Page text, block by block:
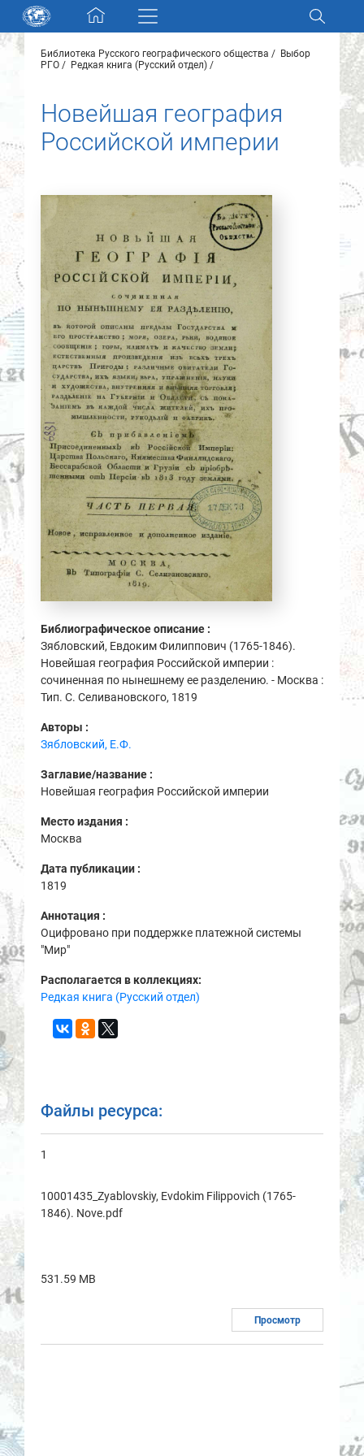
Skip navigation
Разделы и коллекции
Электронный каталог
Новости
О нас
Контакты
Партнеры
Найти
Библиотека Русского географического общества
Выбор
РГО
Редкая книга (Русский отдел)
Новейшая география
Российской империи
Библиографическое описание :
Зябловский, Евдоким Филиппович (1765-1846).
Новейшая география Российской империи :
сочиненная по нынешнему ее разделению. - Москва :
Тип. С. Селивановского, 1819
Авторы :
Зябловский, Е.Ф.
Заглавие/название :
Новейшая география Российской империи
Место издания :
Москва
Дата публикации :
1819
Аннотация :
Оцифровано при поддержке платежной системы
"Мир"
Располагается в коллекциях:
Редкая книга (Русский отдел)
Файлы ресурса:
1
10001435_Zyablovskiy, Evdokim Filippovich (1765-
1846). Nove.pdf
531.59 MB
Просмотр